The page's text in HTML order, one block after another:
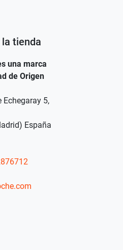
tienda
una marca
de Origen
Echegaray 5,
España